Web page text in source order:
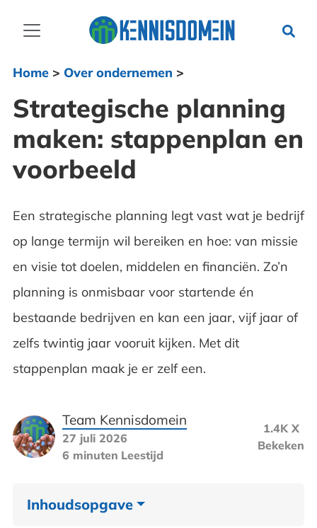
Home> Over ondernemen >
Strategische planning
maken: stappenplan en
voorbeeld
Een strategische planning legt vast wat je bedrijf
op lange termijn wil bereiken en hoe: van missie
en visie tot doelen, middelen en financiën. Zo’n
planning is onmisbaar voor startende én
bestaande bedrijven en kan een jaar, vijf jaar of
zelfs twintig jaar vooruit kijken. Met dit
stappenplan maak je er zelf een.
Team Kennisdomein
27 juli 2026
6 minuten Leestijd
1.4K X
Bekeken
Inhoudsopgave